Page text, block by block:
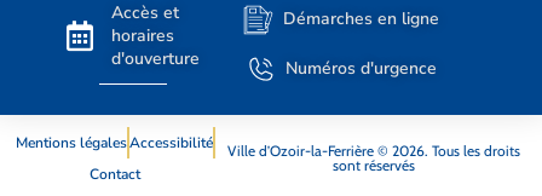
Accès et
horaires
d'ouverture
Démarches en ligne
Numéros d'urgence
Mentions légalesAccessibilité
Contact
Ville d’Ozoir-la-Ferrière © 2026. Tous les droits
sont réservés